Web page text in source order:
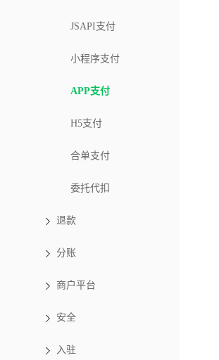
JSAPI支付
小程序支付
APP支付
H5支付
合单支付
委托代扣
退款
分账
商户平台
安全
入驻